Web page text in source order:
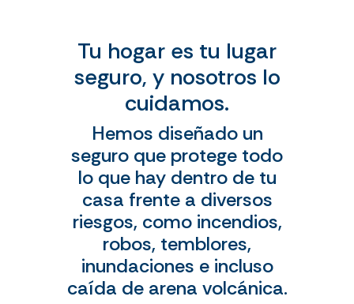
Tu hogar es tu lugar
seguro, y nosotros lo
cuidamos.
Hemos diseñado un
seguro que protege todo
lo que hay dentro de tu
casa frente a diversos
riesgos, como incendios,
robos, temblores,
inundaciones e incluso
caída de arena volcánica.